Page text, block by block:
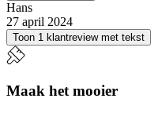
Hans
27 april 2024
Toon 1 klantreview met tekst
Maak het mooier